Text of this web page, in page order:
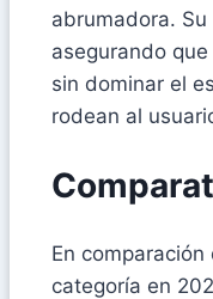
abrumadora.
asegurando
sin dominar el
rodean al
En
categoría en